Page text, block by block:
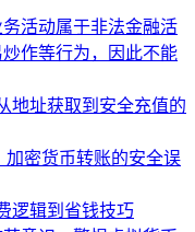
活动属于非法金融活
作等行为，因此不能
地址获取到安全充值的
加密货币转账的安全误
逻辑到省钱技巧